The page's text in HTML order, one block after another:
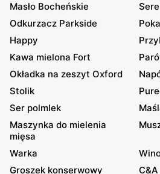
Masło Bocheńskie
Odkurzacz Parkside
Happy
Kawa mielona Fort
Okładka na zeszyt Oxford
Stolik
Ser polmlek
Maszynka do mielenia
mięsa
Warka
Groszek konserwowy
C&A